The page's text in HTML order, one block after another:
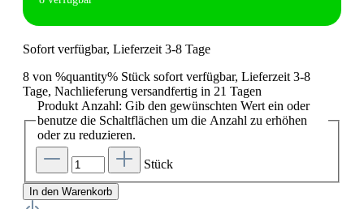
Sofort verfügbar, Lieferzeit 3-8 Tage
8 von %quantity% Stück sofort verfügbar, Lieferzeit 3-8
Tage, Nachlieferung versandfertig in 21 Tagen
Produkt Anzahl: Gib den gewünschten Wert ein oder
benutze die Schaltflächen um die Anzahl zu erhöhen
oder zu reduzieren.
Stück
In den Warenkorb